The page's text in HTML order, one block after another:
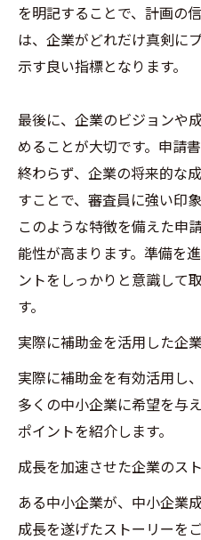
を明記することで、計画の
は、企業がどれだけ真剣に
示す良い指標となります。
最後に、企業のビジョンや
めることが大切です。申請
終わらず、企業の将来的な
すことで、審査員に強い印
このような特徴を備えた申
能性が高まります。準備を
ントをしっかりと意識して
す。
実際に補助金を活用した企
実際に補助金を有効活用し
多くの中小企業に希望を与
ポイントを紹介します。
成長を加速させた企業のス
ある中小企業が、中小企業
成長を遂げたストーリーを